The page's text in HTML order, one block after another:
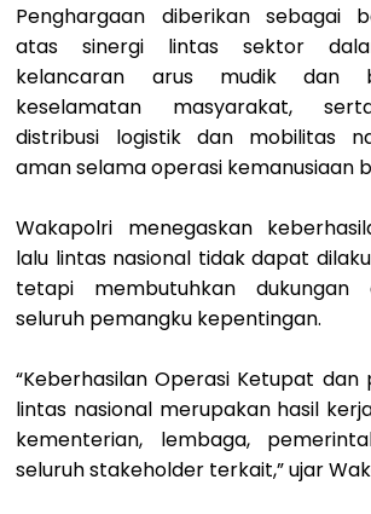
Penghargaan diberikan sebagai
atas sinergi lintas sektor
kelancaran arus mudik dan
keselamatan masyarakat,
distribusi logistik dan mobilitas
aman selama operasi kemanusiaan
Wakapolri menegaskan
lalu lintas nasional tidak dapat
tetapi membutuhkan dukungan
seluruh pemangku kepentingan.
“Keberhasilan Operasi Ketupat dan
lintas nasional merupakan hasil
kementerian, lembaga,
seluruh stakeholder terkait,” ujar